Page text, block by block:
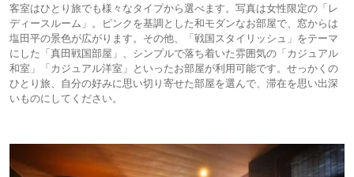
客室はひとり旅でも様々なタイプから選べます。写真は女性限定の「レ
ディースルーム」。ピンクを基調とした和モダンなお部屋で、窓からは
塩田平の景色が広がります。その他、「戦国スタイリッシュ」をテーマ
にした「真田戦国部屋」、シンプルで落ち着いた雰囲気の「カジュアル
和室」「カジュアル洋室」といったお部屋が利用可能です。せっかくの
ひとり旅、自分の好みに思い切り寄せた部屋を選んで、滞在を思い出深
いものにしてください。